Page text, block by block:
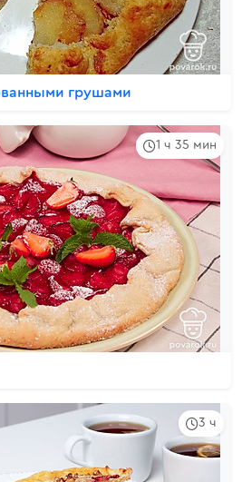
грушами
1 ч 35 мин
3 ч